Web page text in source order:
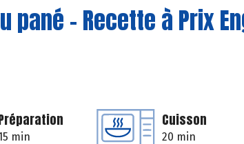
- Recette à Prix
min
Cuisson
20 min